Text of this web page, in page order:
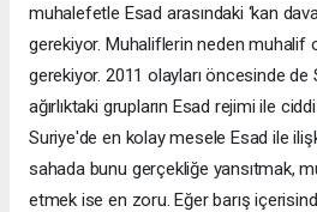
muhalefetle Esad arasındaki ‘kan
gerekiyor. Muhaliflerin neden muhalif
gerekiyor. 2011 olayları öncesinde de
ağırlıktaki grupların Esad rejimi ile
Suriye'de en kolay mesele Esad ile
sahada bunu gerçekliğe yansıtmak,
etmek ise en zoru. Eğer barış